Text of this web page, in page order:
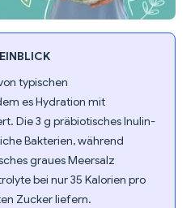
typischen
es Hydration mit
Die 3 g präbiotisches Inulin-
Bakterien, während
graues Meersalz
bei nur 35 Kalorien pro
Zucker liefern.